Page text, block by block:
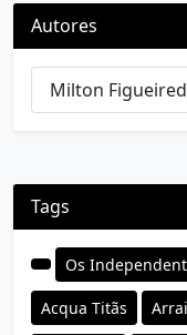
Autores
Milton
Tags
Os
Acqua Titãs